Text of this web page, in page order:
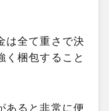
は全て重さで決
く梱包すること
あると非常に便